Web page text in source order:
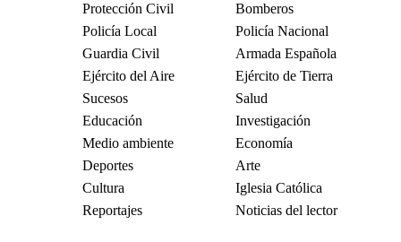
Protección Civil
Bomberos
Policía Local
Policía Nacional
Guardia Civil
Armada Española
Ejército del Aire
Ejército de Tierra
Sucesos
Salud
Educación
Investigación
Medio ambiente
Economía
Deportes
Arte
Cultura
Iglesia Católica
Reportajes
Noticias del lector